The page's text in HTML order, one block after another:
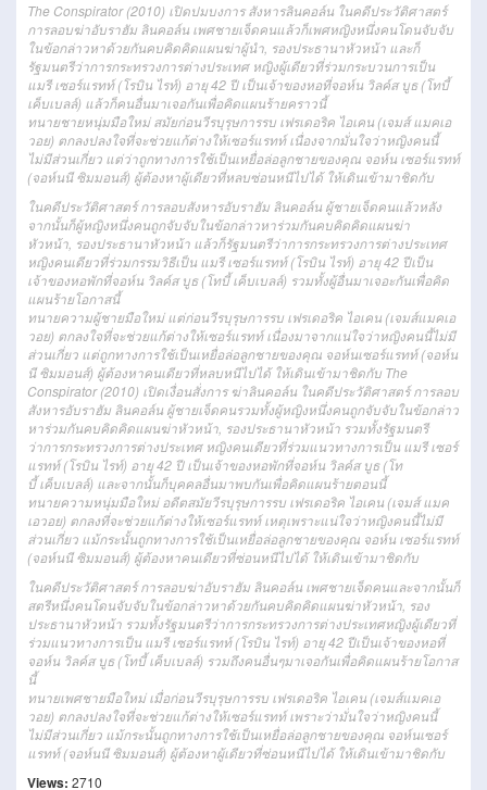
The Conspirator (2010) เปิดปมบงการ สังหารลินคอล์น ในคดีประวัติศาสตร์
การลอบฆ่าอับราฮัม ลินคอล์น เพศชายเจ็ดคนแล้วก็เพศหญิงหนึ่งคนโดนจับจับ
ในข้อกล่าวหาด้วยกันคบคิดคิดแผนฆ่าผู้นำ, รองประธานาหัวหน้า และก็
รัฐมนตรีว่าการกระทรวงการต่างประเทศ หญิงผู้เดียวที่ร่วมกระบวนการเป็น
แมรี เซอร์แรทท์ (โรบิน ไรท์) อายุ 42 ปี เป็นเจ้าของหอที่จอห์น วิลค์ส บูธ (โทบี้
เค็บเบลล์) แล้วก็คนอื่นมาเจอกันเพื่อคิดแผนร้ายคราวนี้
ทนายชายหนุ่มมือใหม่ สมัยก่อนวีรบุรุษการรบ เฟรเดอริค ไอเคน (เจมส์ แมคเอ
วอย) ตกลงปลงใจที่จะช่วยแก้ต่างให้เซอร์แรทท์ เนื่องจากมั่นใจว่าหญิงคนนี้
ไม่มีส่วนเกี่ยว แต่ว่าถูกทางการใช้เป็นเหยื่อล่อลูกชายของคุณ จอห์น เซอร์แรทท์
(จอห์นนี ซิมมอนส์) ผู้ต้องหาผู้เดียวที่หลบซ่อนหนีไปได้ ให้เดินเข้ามาชิดกับ
ในคดีประวัติศาสตร์ การลอบสังหารอับราฮัม ลินคอล์น ผู้ชายเจ็ดคนแล้วหลัง
จากนั้นก็ผู้หญิงหนึ่งคนถูกจับจับในข้อกล่าวหาร่วมกันคบคิดคิดแผนฆ่า
หัวหน้า รองประธานาหัวหน้า แล้วก็รัฐมนตรีว่าการกระทรวงการต่างประเทศ
หญิงคนเดียวที่ร่วมกรรมวิธีเป็น แมรี เซอร์แรทท์ (โรบิน ไรท์) อายุ42 ปีเป็น
เจ้าของหอพักที่จอห์น วิลค์สบูธ (โทบี้เค็บเบลล์) รวมทั้งผู้อื่นมาเจอะกันเพื่อคิด
แผนร้ายโอกาสนี้
ทนายความผู้ชายมือใหม่ แต่ก่อนวีรบุรุษการรบ เฟรเดอริค ไอเคน (เจมส์แมคเอ
วอย) ตกลงใจที่จะช่วยแก้ต่างให้เซอร์แรทท์เนื่องมาจากแน่ใจว่าหญิงคนนี้ไม่มี
ส่วนเกี่ยว แต่ถูกทางการใช้เป็นเหยื่อล่อลูกชายของคุณ จอห์นเซอร์แรทท์ (จอห์น
นีซิมมอนส์) ผู้ต้องหาคนเดียวที่หลบหนีไปได้ ให้เดินเข้ามาชิดกับ The
Conspirator (2010) เปิดเงื่อนสั่งการ ฆ่าลินคอล์น ในคดีประวัติศาสตร์การลอบ
สังหารอับราฮัม ลินคอล์น ผู้ชายเจ็ดคนรวมทั้งผู้หญิงหนึ่งคนถูกจับจับในข้อกล่าว
หาร่วมกันคบคิดคิดแผนฆ่าหัวหน้า , รองประธานาหัวหน้า รวมทั้งรัฐมนตรี
ว่าการกระทรวงการต่างประเทศ หญิงคนเดียวที่ร่วมแนวทางการเป็น แมรี เซอร์
แรทท์ (โรบิน ไรท์) อายุ 42 ปี เป็นเจ้าของหอพักที่จอห์น วิลค์ส บูธ (โท
บี้ เค็บเบลล์) และจากนั้นก็บุคคลอื่นมาพบกันเพื่อคิดแผนร้ายตอนนี้
ทนายความหนุ่มมือใหม่อดีตสมัยวีรบุรุษการรบ เฟรเดอริค ไอเคน (เจมส์ แมค
เอวอย) ตกลงที่จะช่วยแก้ต่างให้เซอร์แรทท์เหตุเพราะแน่ใจว่าหญิงคนนี้ไม่มี
ส่วนเกี่ยว แม้กระนั้นถูกทางการใช้เป็นเหยื่อล่อลูกชายของคุณ จอห์น เซอร์แรทท์
(จอห์นนี ซิมมอนส์) ผู้ต้องหาคนเดียวที่ซ่อนหนีไปได้ ให้เดินเข้ามาชิดกับ
ในคดีประวัติศาสตร์การลอบฆ่าอับราฮัม ลินคอล์น เพศชายเจ็ดคนและจากนั้นก็
สตรีหนึ่งคนโดนจับจับในข้อกล่าวหาด้วยกันคบคิดคิดแผนฆ่าหัวหน้า, รอง
ประธานาหัวหน้า รวมทั้งรัฐมนตรีว่าการกระทรวงการต่างประเทศหญิงผู้เดียวที่
ร่วมแนวทางการเป็น แมรี เซอร์แรทท์ (โรบิน ไรท์) อายุ 42 ปีเป็นเจ้าของหอที่
จอห์น วิลค์ส บูธ (โทบี้ เค็บเบลล์) รวมถึงคนอื่นๆมาเจอกันเพื่อคิดแผนร้ายโอกาส
นี้
ทนายเพศชายมือใหม่เมื่อก่อนวีรบุรุษการรบ เฟรเดอริค ไอเคน (เจมส์แมคเอ
วอย) ตกลงปลงใจที่จะช่วยแก้ต่างให้เซอร์แรทท์เพราะว่ามั่นใจว่าหญิงคนนี้
ไม่มีส่วนเกี่ยว แม้กระนั้นถูกทางการใช้เป็นเหยื่อล่อลูกชายของคุณ จอห์นเซอร์
แรทท์ (จอห์นนี ซิมมอนส์) ผู้ต้องหาผู้เดียวที่ซ่อนหนีไปได้ ให้เดินเข้ามาชิดกับ
Views: 2710